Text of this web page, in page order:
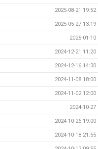
2025-08-21 19:52
2025-05-27 13:19
2025-01-10
2024-12-21 11:20
2024-12-16 14:30
2024-11-08 18:00
2024-11-02 12:00
2024-10-27
2024-10-26 19:00
2024-10-18 21:55